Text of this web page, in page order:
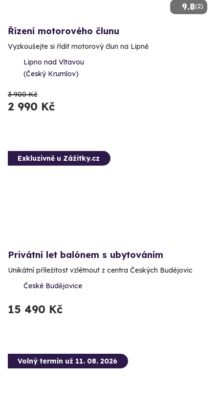
9.8(2)
Řízení motorového člunu
Vyzkoušejte si řídit motorový člun na Lipně
Lipno nad Vltavou
(Český Krumlov)
3 900 Kč
2 990 Kč
Exkluzivně u Zážitky.cz
Privátní let balónem s ubytováním
Unikátní příležitost vzlétnout z centra Českých Budějovic
České Budějovice
15 490 Kč
Volný termín už 11. 08. 2026